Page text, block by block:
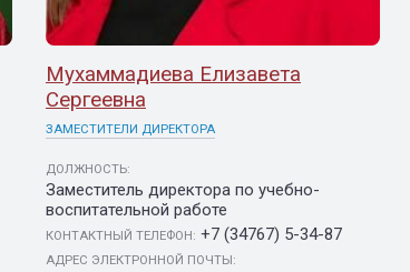
Мухаммадиева Елизавета
Сергеевна
ЗАМЕСТИТЕЛИ ДИРЕКТОРА
ДОЛЖНОСТЬ:
Заместитель директора по учебно-
воспитательной работе
КОНТАКТНЫЙ ТЕЛЕФОН: +7 (34767) 5-34-87
АДРЕС ЭЛЕКТРОННОЙ ПОЧТЫ: